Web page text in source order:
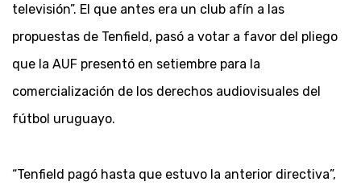
televisión”. El que antes era un club afín a las
propuestas de Tenfield, pasó a votar a favor del pliego
que la AUF presentó en setiembre para la
comercialización de los derechos audiovisuales del
fútbol uruguayo.
“Tenfield pagó hasta que estuvo la anterior directiva”,